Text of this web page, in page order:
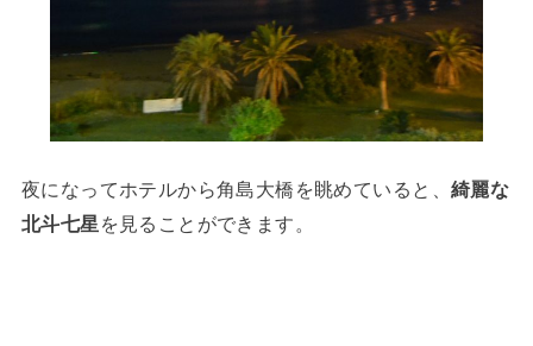
夜になってホテルから角島大橋を眺めていると、 綺麗な
北斗七星を見ることができます。